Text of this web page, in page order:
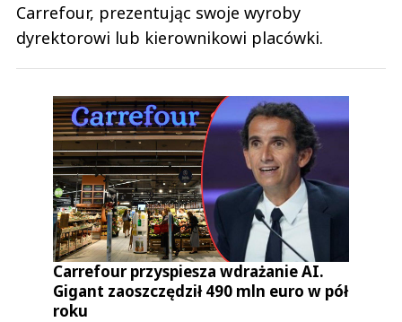
Carrefour, prezentując swoje wyroby
dyrektorowi lub kierownikowi placówki.
Carrefour przyspiesza wdrażanie AI.
Gigant zaoszczędził 490 mln euro w pół
roku